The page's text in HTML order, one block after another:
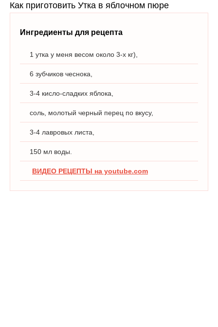
Как приготовить Утка в яблочном пюре
Ингредиенты для рецепта
1 утка у меня весом около 3-х кг),
6 зубчиков чеснока,
3-4 кисло-сладких яблока,
соль, молотый черный перец по вкусу,
3-4 лавровых листа,
150 мл воды.
ВИДЕО РЕЦЕПТЫ на youtube.com